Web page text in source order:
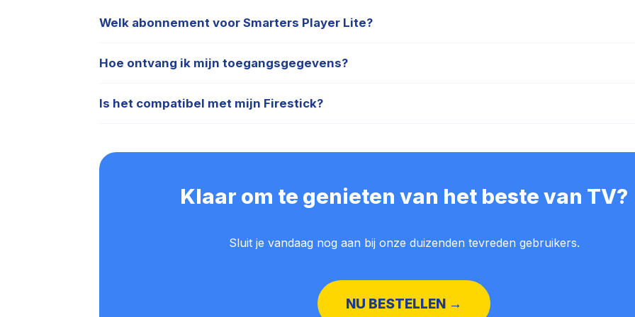
Welk abonnement voor Smarters Player Lite?
in 2026.
Hoe ontvang ik mijn toegangsgegevens?
Is het compatibel met mijn Firestick?
Klaar om te genieten van het beste van TV?
Sluit je vandaag nog aan bij onze duizenden tevreden gebruikers.
NU BESTELLEN →